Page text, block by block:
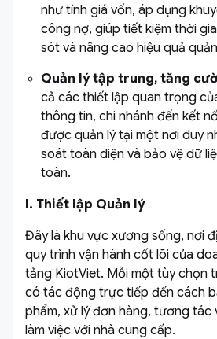
như tính giá vốn, áp dụng
công nợ, giúp tiết kiệm thời
sót và nâng cao hiệu quả
Quản lý tập trung, tăng
cả các thiết lập quan trọng
thông tin, chi nhánh đến kết
được quản lý tại một nơi duy
soát toàn diện và bảo vệ dữ
toàn.
I. Thiết lập Quản lý
Đây là khu vực xương sống, nơi
quy trình vận hành cốt lõi của
tảng KiotViet. Mỗi một tùy chọn
có tác động trực tiếp đến cách
phẩm, xử lý đơn hàng, tương tác
làm việc với nhà cung cấp.